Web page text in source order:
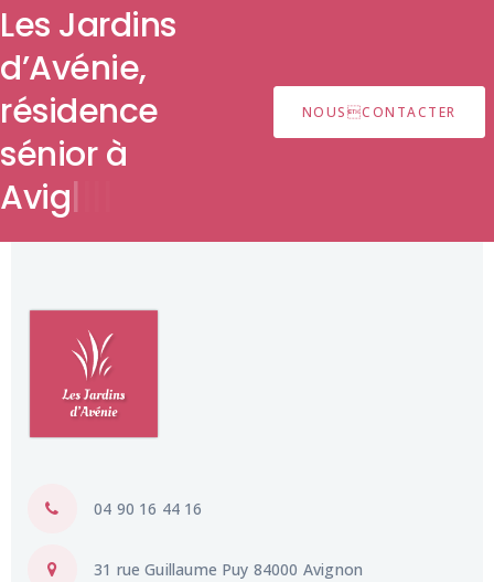
Les Jardins
d’Avénie,
résidence
sénior||
NOUSCONTACTER